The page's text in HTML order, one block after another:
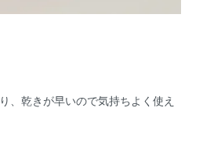
、乾きが早いので気持ちよく使え